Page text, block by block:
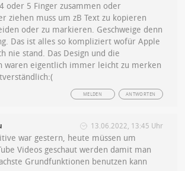
oder 5 Finger zusammen oder
ziehen muss um zB Text zu kopieren
oder zu markieren. Geschweige denn
Das ist alles so kompliziert wofür Apple
nie stand. Das Design und die
waren eigentlich immer leicht zu merken
ANTWORTEN
MELDEN
13.06.2022, 13:45 Uhr
war gestern, heute müssen um
Videos geschaut werden damit man
Grundfunktionen benutzen kann